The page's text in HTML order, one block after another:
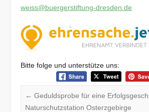
weiss@buergerstiftung-dresden.de
Bitte folge und unterstütze uns:
← Geduldsprobe für eine
Naturschutzstation Osterzgebirge